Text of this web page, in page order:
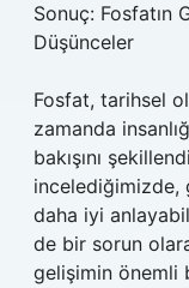
Sonuç: Fosfatın
Düşünceler
Fosfat, tarihsel
zamanda
bakışını
incelediğimizde,
daha iyi
de bir sorun
gelişimin önemli